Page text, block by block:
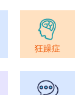
狂躁症